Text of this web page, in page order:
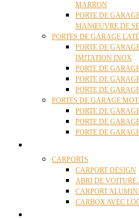
MARRON
PORTE DE
MANŒUVRE DE
PORTES DE GARAGE
PORTE DE
IMITATION INOX
PORTE DE
PORTE DE
PORTE DE
PORTES DE GARAGE
PORTE DE
PORTE DE
PORTE DE
CARPORTS
CARPORT DESIGN
ABRI DE
CARPORT
CARBOX AVEC